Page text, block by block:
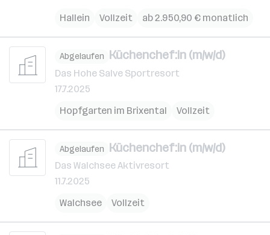
Hallein
Vollzeit ab 2.950,90 € monatlich
Abgelaufen Küchenchef:in (m/w/d)
Das Hohe Salve Sportresort
17.7.2025
Hopfgarten im Brixental
Vollzeit
Abgelaufen Küchenchef:in (m/w/d)
Das Walchsee Aktivresort
11.7.2025
Walchsee
Vollzeit